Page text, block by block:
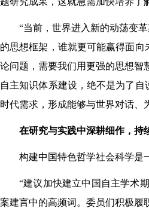
“当前，世界进入新的动荡变
的思想框架，谁就更可能赢得面
论问题，需要我们用更强的思想智
自主知识体系建设，绝不是为了
时代需求，形成能够与世界对话、
在研究与实践中深耕细作，持
构建中国特色哲学社会科学是
“建议加快建立中国自主学术
案建言中的高频词。委员们积极履